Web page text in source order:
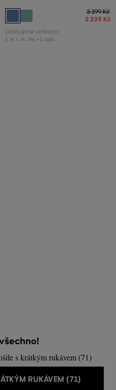
3 199 Kč
2 239 Kč
Dostupné velikosti:
S, M L, XL, XXL +1 další
s krátkým rukávem (71)
RUKÁVEM (71)